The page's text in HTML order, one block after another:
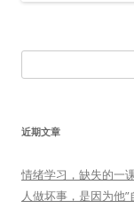
索：
近期文章
情绪学习，缺失的一
人做坏事，是因为他